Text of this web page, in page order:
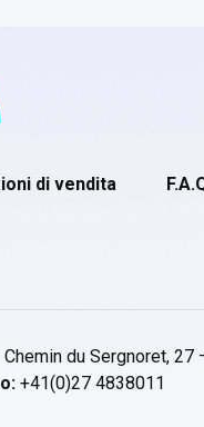
di vendita
du Sergnoret, 27
+41(0)27 4838011